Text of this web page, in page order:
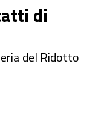
di
del Ridotto